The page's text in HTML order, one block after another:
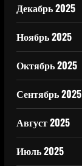
Декабрь 2025
Ноябрь 2025
Октябрь 2025
Сентябрь 2025
Август 2025
Июль 2025